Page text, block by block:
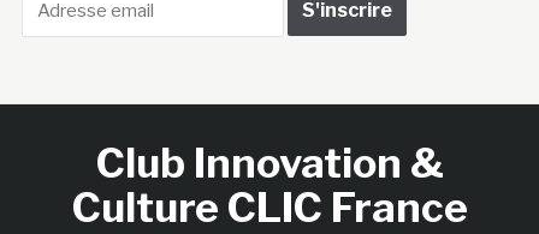
Club Innovation &
Culture CLIC France